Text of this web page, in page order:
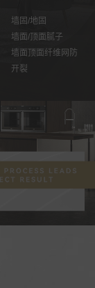
墙固/地固
墙面/顶面腻子
墙面顶面纤维网防
开裂